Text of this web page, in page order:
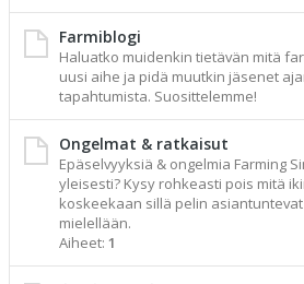
Farmiblogi
Haluatko muidenkin tietävän mitä
uusi aihe ja pidä muutkin jäsenet
tapahtumista. Suosittelemme!
Ongelmat & ratkaisut
Epäselvyyksiä & ongelmia Farming
yleisesti? Kysy rohkeasti pois mitä
koskeekaan sillä pelin
mielellään.
Aiheet: 1